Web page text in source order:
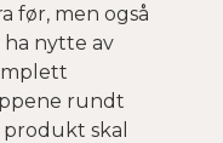
før, men også
nytte av
rundt
skal